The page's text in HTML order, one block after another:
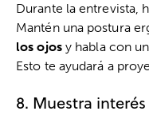
Durante la entrevista,
Mantén una postura
los ojosy habla con
Esto te ayudará a
8. Muestra